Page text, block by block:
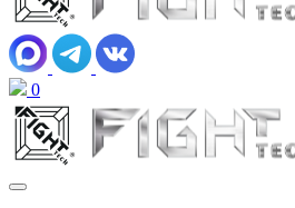
0